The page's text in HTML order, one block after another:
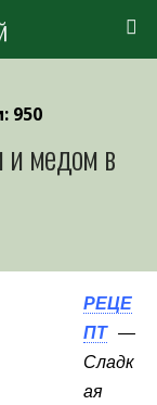
950
и медом в
РЕЦЕ
ПТ—
Сладк
ая